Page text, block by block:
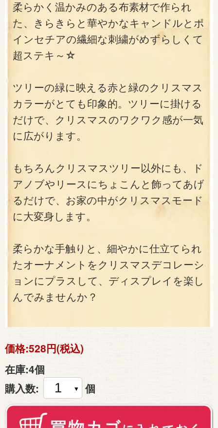
柔らかく温かみのある布素材で作られ
た、きらきらと華やかなキャンドルとポ
インセチアの繊細な刺繍がめずらしくて
超ステキ～☆
ツリーの緑に映える赤と緑のクリスマス
カラーがとても印象的。ツリーに掛ける
だけで、クリスマスのワクワク感が一気
に広がります。
もちろんクリスマスツリー以外にも、ド
アノブやリースにちょこんと飾ってあげ
るだけで、お家の中がクリスマスモード
に大変身します。
柔らかな手触りと、細やかに仕立てられ
たオーナメントをクリスマスデコレーシ
ョンにプラスして、ディスプレイを楽し
んでみませんか？
価格:528円(税込)
在庫:4個
購入数:
個